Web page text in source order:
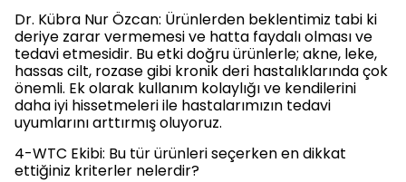
Dr. Kübra Nur Özcan: Ürünlerden beklentimiz tabi ki
deriye zarar vermemesi ve hatta faydalı olması ve
tedavi etmesidir. Bu etki doğru ürünlerle; akne, leke,
hassas cilt, rozase gibi kronik deri hastalıklarında çok
önemli. Ek olarak kullanım kolaylığı ve kendilerini
daha iyi hissetmeleri ile hastalarımızın tedavi
uyumlarını arttırmış oluyoruz.
4-WTC Ekibi: Bu tür ürünleri seçerken en dikkat
ettiğiniz kriterler nelerdir?